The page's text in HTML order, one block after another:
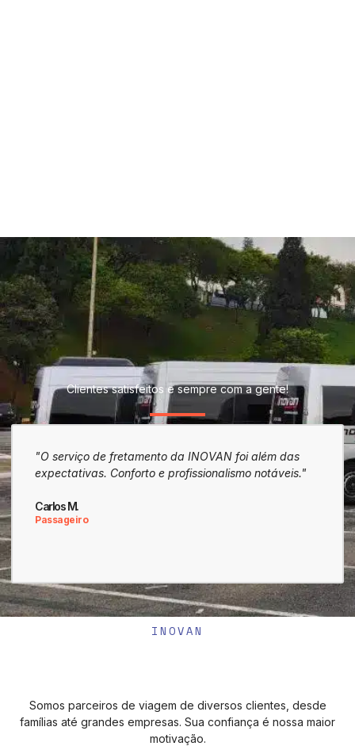
Clientes satisfeitos e sempre com a gente!
"O serviço de fretamento da INOVAN foi além das
expectativas. Conforto e profissionalismo notáveis."
Carlos M.
Passageiro
"A
A
INOVAN
Somos parceiros de viagem de diversos clientes, desde
famílias até grandes empresas. Sua confiança é nossa maior
motivação.